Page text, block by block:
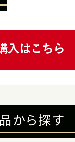
から探す